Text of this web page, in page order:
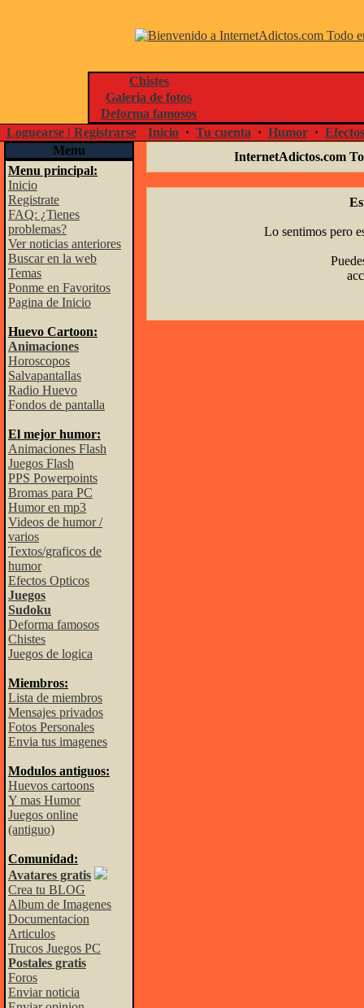
Chistes
Galeria de fotos
Deforma famosos
Loguearse | Registrarse
Inicio · Tu cuenta · Humor ·
Menu
Menu principal:
Inicio
Registrate
FAQ: ¿Tienes
problemas?
Ver noticias anteriores
Buscar en la web
Temas
Ponme en Favoritos
Pagina de Inicio
Huevo Cartoon:
Animaciones
Horoscopos
Salvapantallas
Radio Huevo
Fondos de pantalla
El mejor humor:
Animaciones Flash
Juegos Flash
PPS Powerpoints
Bromas para PC
Humor en mp3
Videos de humor /
varios
Textos/graficos de
humor
Efectos Opticos
Juegos
Sudoku
Deforma famosos
Chistes
Juegos de logica
Miembros:
Lista de miembros
Mensajes privados
Fotos Personales
Envia tus imagenes
Modulos antiguos:
Huevos cartoons
Y mas Humor
Juegos online
(antiguo)
Comunidad:
Avatares gratis
Crea tu BLOG
Album de Imagenes
Documentacion
Articulos
Trucos Juegos PC
Postales gratis
Foros
Enviar noticia
InternetAdictos.com
Lo sentimos pero